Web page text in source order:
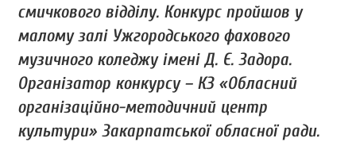
смичкового відділу. Конкурс пройшов у
малому залі Ужгородського фахового
музичного коледжу імені Д. Є. Задора.
Організатор конкурсу – КЗ «Обласний
організаційно-методичний центр
культури» Закарпатської обласної ради.